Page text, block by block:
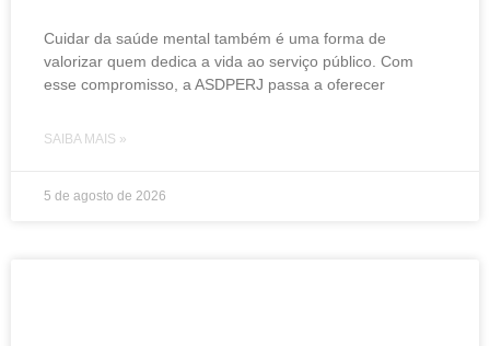
Cuidar da saúde mental também é uma forma de
valorizar quem dedica a vida ao serviço público. Com
esse compromisso, a ASDPERJ passa a oferecer
SAIBA MAIS »
5 de agosto de 2026